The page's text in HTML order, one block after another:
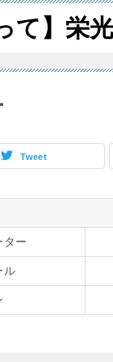
て】栄
Tweet
ター
ル